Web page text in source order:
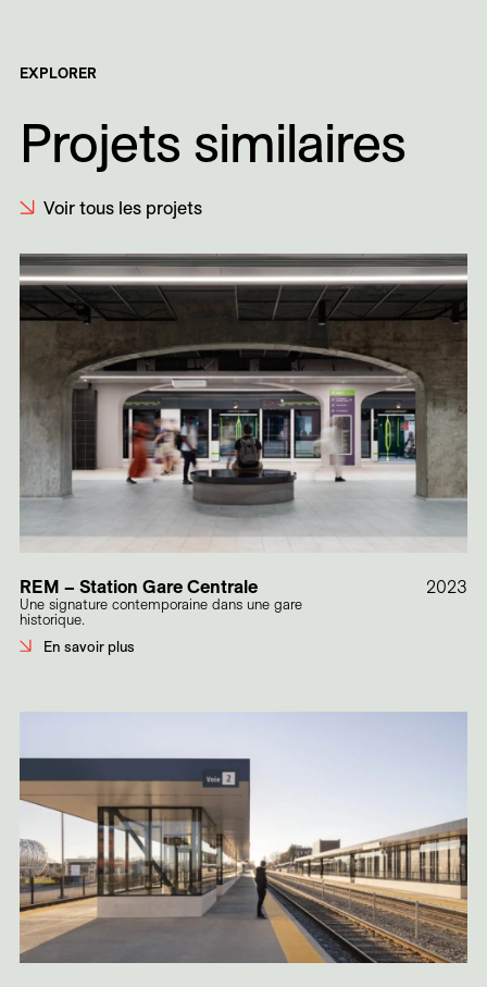
EXPLORER
Projets similaires
Voir tous les projets
REM – Station Gare Centrale
Une signature contemporaine dans une gare
historique.
En savoir plus
2023